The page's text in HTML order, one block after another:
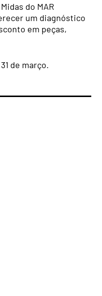
do MAR
um diagnóstico
em peças,
de março.